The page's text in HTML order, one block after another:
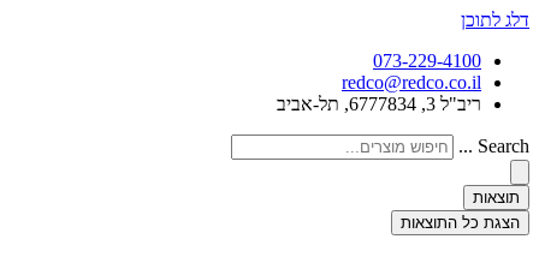
דלג לתוכן
073-229-4100
redco@redco.co.il
ריב"ל 3, 6777834, תל-אביב
Search ...
תוצאות
הצגת כל התוצאות